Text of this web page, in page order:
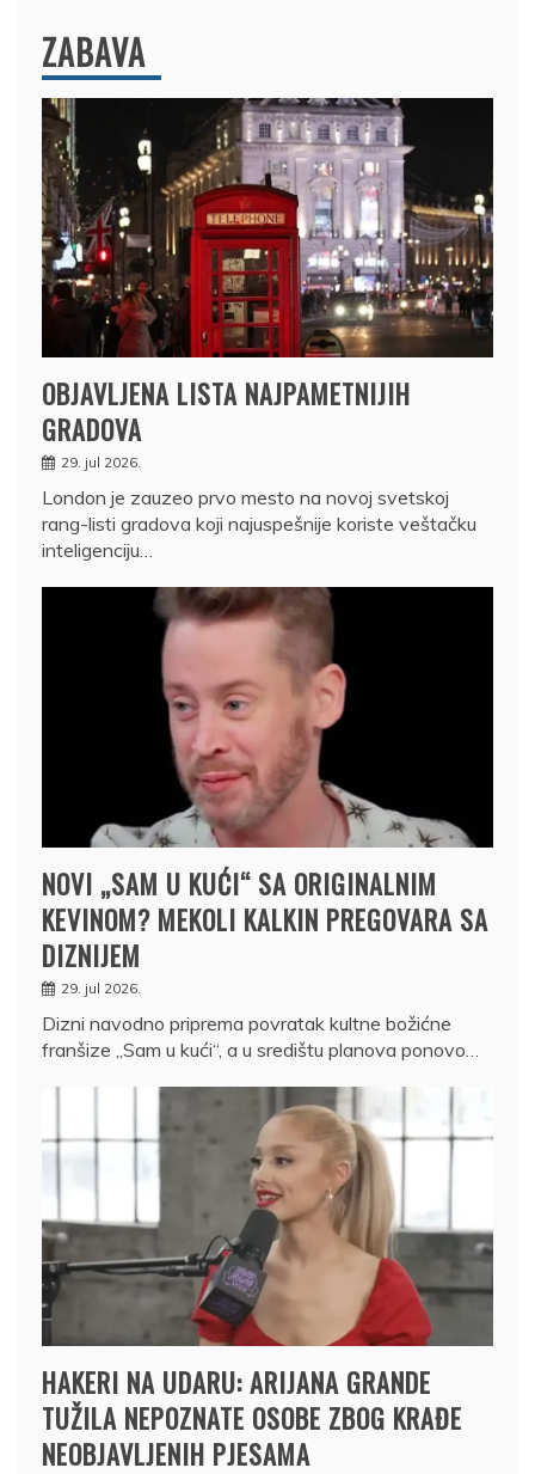
ZABAVA
OBJAVLJENA LISTA NAJPAMETNIJIH
GRADOVA
29. jul 2026.
London je zauzeo prvo mesto na novoj svetskoj
rang-listi gradova koji najuspešnije koriste veštačku
inteligenciju…
NOVI „SAM U KUĆI“ SA ORIGINALNIM
KEVINOM? MEKOLI KALKIN PREGOVARA SA
DIZNIJEM
29. jul 2026.
Dizni navodno priprema povratak kultne božićne
franšize „Sam u kući“, a u središtu planova ponovo…
HAKERI NA UDARU: ARIJANA GRANDE
TUŽILA NEPOZNATE OSOBE ZBOG KRAĐE
NEOBJAVLJENIH PJESAMA